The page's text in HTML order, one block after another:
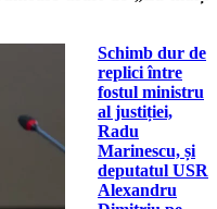
Schimb dur de
replici între
fostul ministru
al justiției,
Radu
Marinescu, și
deputatul USR
Alexandru